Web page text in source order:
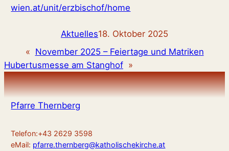
wien.at/unit/erzbischof/home
Aktuelles18. Oktober 2025
« November 2025 – Feiertage und Matriken
Hubertusmesse am Stanghof »
Pfarre Thernberg
Telefon:+43 2629 3598
eMail: pfarre.thernberg@katholischekirche.at